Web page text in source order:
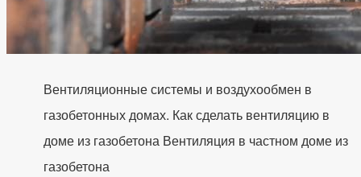
Вентиляционные системы и воздухообмен в
газобетонных домах. Как сделать вентиляцию в
доме из газобетона Вентиляция в частном доме из
газобетона